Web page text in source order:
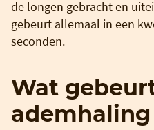
de longen gebracht en
gebeurt allemaal in een
seconden.
Wat